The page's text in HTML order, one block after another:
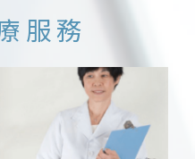
服務